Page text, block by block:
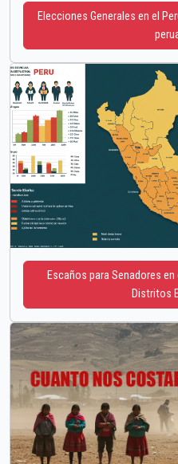
Elecciones Generales en el
Escaños para Senadores
Distritos